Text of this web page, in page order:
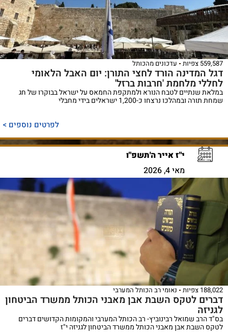
559,587 צפיות עדכונים מהכותל
דגל המדינה הורד לחצי התורן: יום האבל הלאומי
לחללי מלחמת 'חרבות ברזל'
במלאת שנתיים לטבח הנורא ולמתקפת החמאס על ישראל בבוקרו של חג
שמחת תורה ובמהלכו נרצחו כ-1,200 ישראלים בידי מחבלי
לפרטים נוספים >
י"ז אייר ה'תשפ"ו
מאי 4, 2026
188,022 צפיות נאומי רב הכותל המערבי
דברים לטקס השבת אבן מאבני הכותל ממשרד הביטחון
לגניזה
בס"ד הרב שמואל רבינוביץ- רב הכותל המערבי והמקומות הקדושים דברים
לטקס השבת אבן מאבני הכותל ממשרד הביטחון לגניזה י"ז